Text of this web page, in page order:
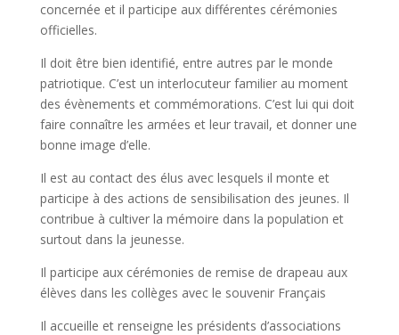
concernée et il participe aux différentes cérémonies
officielles.
Il doit être bien identifié, entre autres par le monde
patriotique. C’est un interlocuteur familier au moment
des évènements et commémorations. C’est lui qui doit
faire connaître les armées et leur travail, et donner une
bonne image d’elle.
Il est au contact des élus avec lesquels il monte et
participe à des actions de sensibilisation des jeunes. Il
contribue à cultiver la mémoire dans la population et
surtout dans la jeunesse.
Il participe aux cérémonies de remise de drapeau aux
élèves dans les collèges avec le souvenir Français
Il accueille et renseigne les présidents d’associations